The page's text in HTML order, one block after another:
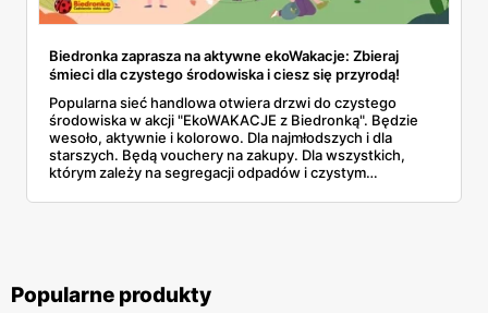
Biedronka zaprasza na aktywne ekoWakacje: Zbieraj
śmieci dla czystego środowiska i ciesz się przyrodą!
Popularna sieć handlowa otwiera drzwi do czystego
środowiska w akcji "EkoWAKACJE z Biedronką". Będzie
wesoło, aktywnie i kolorowo. Dla najmłodszych i dla
starszych. Będą vouchery na zakupy. Dla wszystkich,
którym zależy na segregacji odpadów i czystym
Popularne produkty